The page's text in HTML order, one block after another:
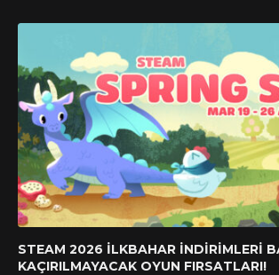
STEAM 2026 İLKBAHAR İNDIRIMLERI
KAÇIRILMAYACAK OYUN FIRSATLARI!